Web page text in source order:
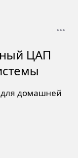
ЦАП
домашней